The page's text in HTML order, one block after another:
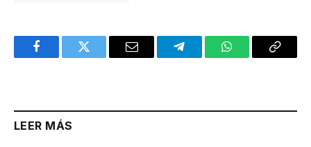
FacebookTwitter Email TelegramWhatsAppCopy
LEER MÁS